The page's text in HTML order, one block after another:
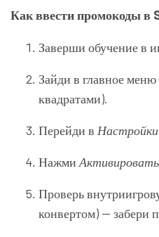
Как ввести промокоды в
Заверши обучение в
Зайди в главное
квадратами).
Перейди в Настройки
Нажми
Проверь
конвертом) — забери